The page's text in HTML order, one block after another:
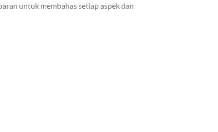
untuk membahas setiap aspek dan